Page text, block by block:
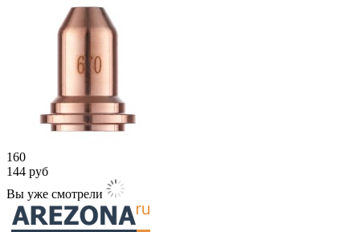
160
144 руб
Вы уже смотрели